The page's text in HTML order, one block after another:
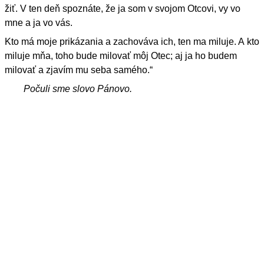
žiť. V ten deň spoznáte, že ja som v svojom Otcovi, vy vo
mne a ja vo vás.
Kto má moje prikázania a zachováva ich, ten ma miluje. A kto
miluje mňa, toho bude milovať môj Otec; aj ja ho budem
milovať a zjavím mu seba samého.“
Počuli sme slovo Pánovo.